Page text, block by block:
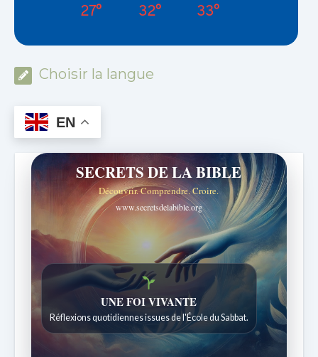
27° 32° 33°
Choisir la langue
EN
SECRETS DE LA BIBLE
Découvrir. Comprendre. Croire.
www.secretsdelabible.org
Histoires bibliques étonnantes
Histoires pour les enfants de 7 à 12 ans.